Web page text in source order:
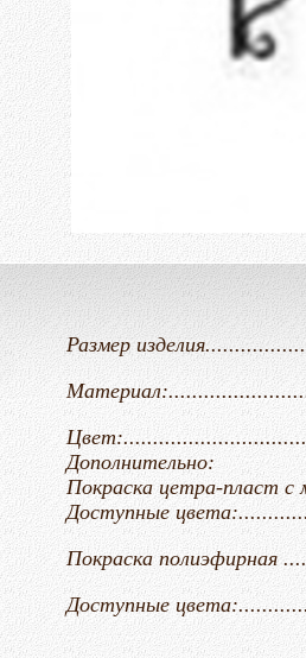
Размер
Дополнительно:
Покраска цетра-пласт
Доступные
Покраска полиэфирная
Доступные